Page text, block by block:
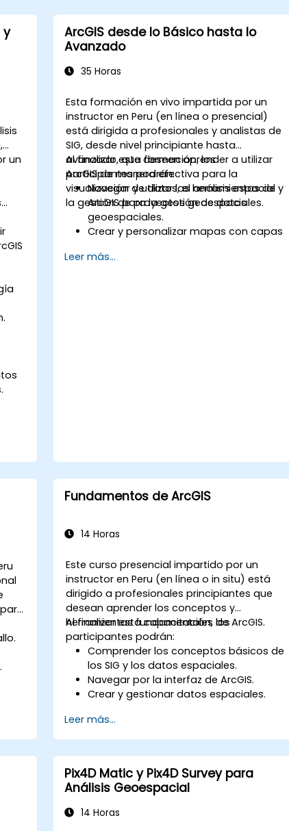
y
un
ArcGIS desde lo Básico hasta lo
Avanzado
35 Horas
Esta formación en vivo impartida por un
instructor en Peru (en línea o presencial)
está dirigida a profesionales y analistas de
SIG, desde nivel principiante hasta
avanzado, que deseen aprender a utilizar
ArcGIS de manera efectiva para la
visualización de datos, el análisis espacial y
la gestión de proyectos geoespaciales.
Al finalizar esta formación, los
participantes podrán:
Navegar y utilizar las herramientas de
ArcGIS para la gestión de datos
geoespaciales.
Crear y personalizar mapas con capas
Ejecutar análisis espacial avanzado y
Leer más...
Fundamentos de ArcGIS
14 Horas
Este curso presencial impartido por un
instructor en Peru (en línea o in situ) está
dirigido a profesionales principiantes que
desean aprender los conceptos y
herramientas fundamentales de ArcGIS.
Al finalizar esta capacitación, los
participantes podrán:
Comprender los conceptos básicos de
los SIG y los datos espaciales.
Navegar por la interfaz de ArcGIS.
Crear y gestionar datos espaciales.
Crear mapas y visualizaciones.
Leer más...
Pix4D Matic y Pix4D Survey para
Análisis Geoespacial
14 Horas